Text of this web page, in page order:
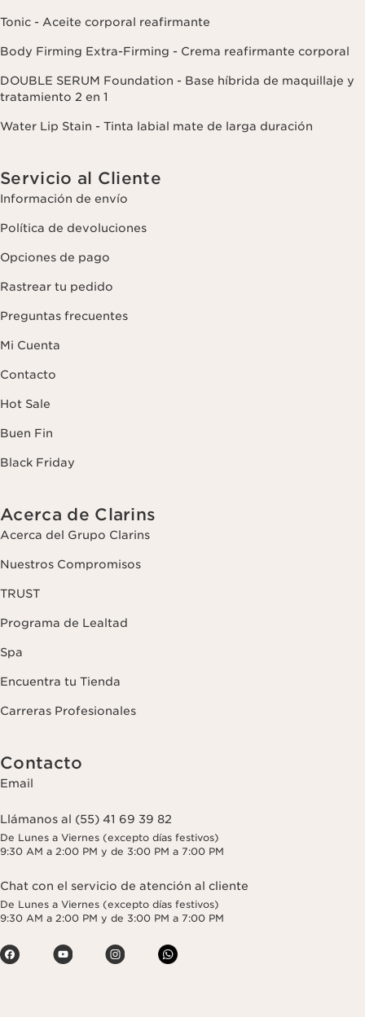
Tonic - Aceite corporal reafirmante
Body Firming Extra-Firming - Crema reafirmante corporal
DOUBLE SERUM Foundation - Base híbrida de maquillaje y
tratamiento 2 en 1
Water Lip Stain - Tinta labial mate de larga duración
Servicio al Cliente
Información de envío
Política de devoluciones
Opciones de pago
Rastrear tu pedido
Preguntas frecuentes
Mi Cuenta
Contacto
Hot Sale
Buen Fin
Black Friday
Acerca de Clarins
Acerca del Grupo Clarins
Nuestros Compromisos
TRUST
Programa de Lealtad
Spa
Encuentra tu Tienda
Carreras Profesionales
Contacto
Email
Llámanos al (55) 41 69 39 82
De Lunes a Viernes (excepto días festivos)
9:30 AM a 2:00 PM y de 3:00 PM a 7:00 PM
Chat con el servicio de atención al cliente
De Lunes a Viernes (excepto días festivos)
9:30 AM a 2:00 PM y de 3:00 PM a 7:00 PM